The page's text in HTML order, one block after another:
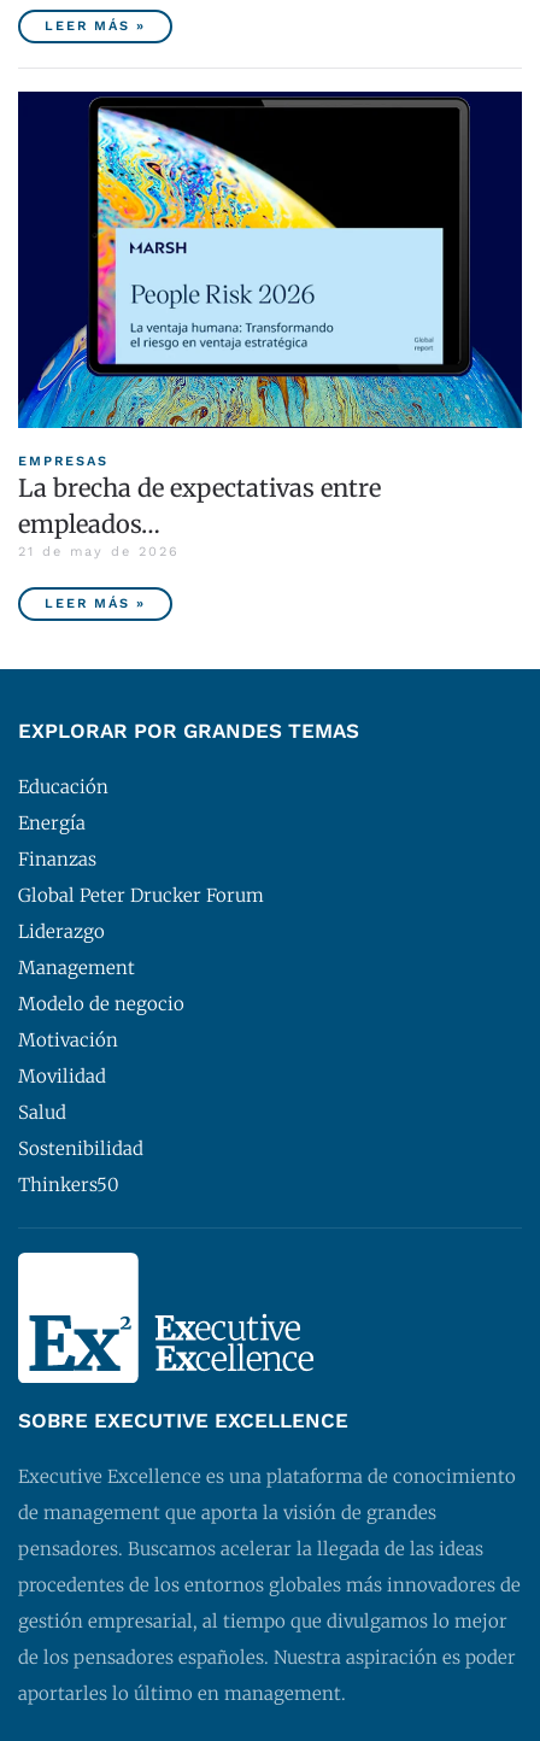
LEER MÁS »
EMPRESAS
La brecha de expectativas entre
empleados…
21 de may de 2026
LEER MÁS »
EXPLORAR POR GRANDES TEMAS
Educación
Energía
Finanzas
Global Peter Drucker Forum
Liderazgo
Management
Modelo de negocio
Motivación
Movilidad
Salud
Sostenibilidad
Thinkers50
SOBRE EXECUTIVE EXCELLENCE
Executive Excellence es una plataforma de conocimiento
de management que aporta la visión de grandes
pensadores. Buscamos acelerar la llegada de las ideas
procedentes de los entornos globales más innovadores de
gestión empresarial, al tiempo que divulgamos lo mejor
de los pensadores españoles. Nuestra aspiración es poder
aportarles lo último en management.